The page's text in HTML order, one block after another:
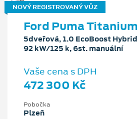
NOVÝ REGISTROVANÝ VŮZ
Ford Puma Titanium
5dveřová, 1.0 EcoBoost
92 kW/125 k, 6st. manuální
Vaše cena s DPH
472 300 Kč
Pobočka
Plzeň